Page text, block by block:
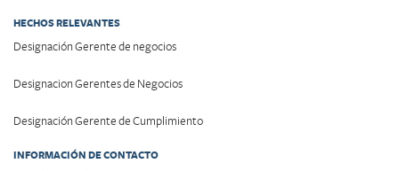
HECHOS RELEVANTES
Designación Gerente de negocios
Designacion Gerentes de Negocios
Designación Gerente de Cumplimiento
INFORMACIÓN DE CONTACTO